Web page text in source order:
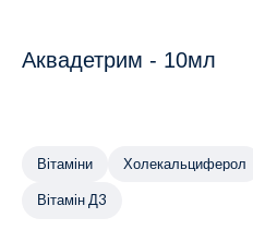
Аквадетрим - 10мл
Вітаміни Холекальциферол
Вітамін Д3